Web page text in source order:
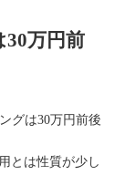
万円前
グは30万円前後
とは性質が少し